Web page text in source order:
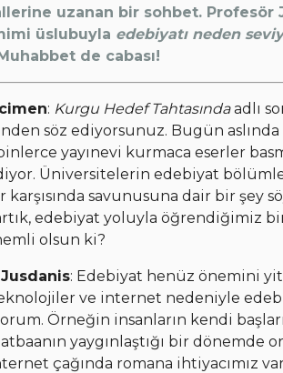
uzanan bir sohbet. Profesör
üslubuyla edebiyatı neden
de cabası!
: Kurgu Hedef Tahtasındaadlı
söz ediyorsunuz. Bugün
yayınevi kurmaca eserler
Üniversitelerin edebiyat
savunusuna dair bir şey
edebiyat yoluyla öğrendiğimiz
olsun ki?
: Edebiyat henüz önemini
ve internet nedeniyle
Örneğin insanların kendi
yaygınlaştığı bir dönemde
çağında romana ihtiyacımız